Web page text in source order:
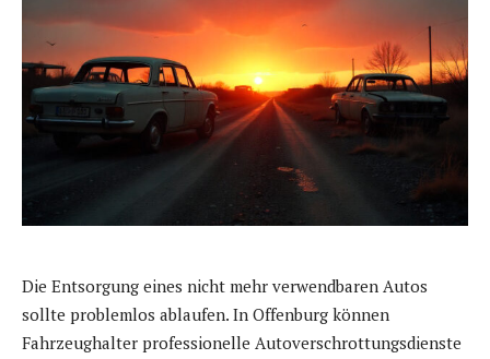
Die Entsorgung eines nicht mehr verwendbaren Autos
sollte problemlos ablaufen. In Offenburg können
Fahrzeughalter professionelle Autoverschrottungsdienste